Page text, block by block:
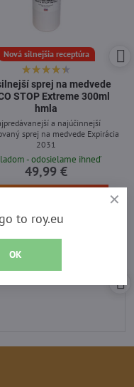
Nová silnejšia receptúra
sprej na medvede
STOP Extreme 300ml
hmla
a najúčinnejší
sprej na medvede Expirácia
2031
- odosielame ihneď
49,99 €
to roy.eu
OK